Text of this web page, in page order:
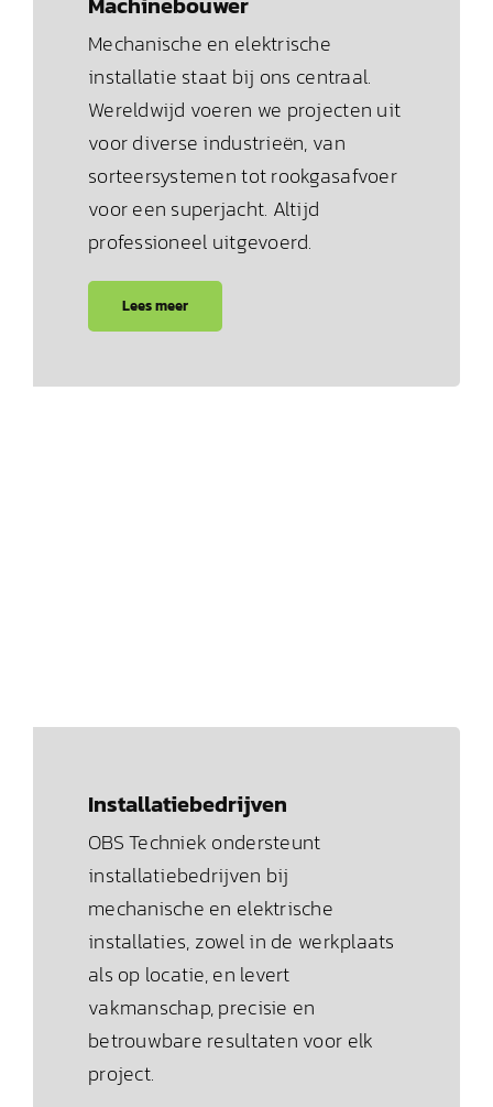
Mechanische en elektrische
installatie staat bij ons centraal.
Wereldwijd voeren we projecten uit
voor diverse industrieën, van
sorteersystemen tot rookgasafvoer
voor een superjacht. Altijd
professioneel uitgevoerd.
Lees meer
Installatiebedrijven
OBS Techniek ondersteunt
installatiebedrijven bij
mechanische en elektrische
installaties, zowel in de werkplaats
als op locatie, en levert
vakmanschap, precisie en
betrouwbare resultaten voor elk
project.